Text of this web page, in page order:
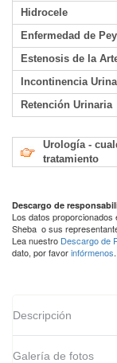
Hidrocele
Enfermedad de
Estenosis de la
Incontinencia
Retención Urinaria
Urología -
tratamiento
Descargo de
Los datos proporcionados
Sheba o sus
Lea nuestro Descargo de
dato, por favorinfórmenos.
Descripción
Galería de fotos